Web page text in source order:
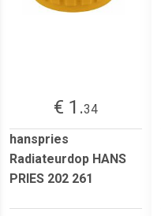
€ 1.34
hanspries
Radiateurdop HANS
PRIES 202 261